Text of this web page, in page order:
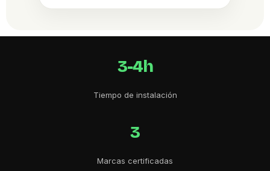
3-4h
Tiempo de instalación
3
Marcas certificadas